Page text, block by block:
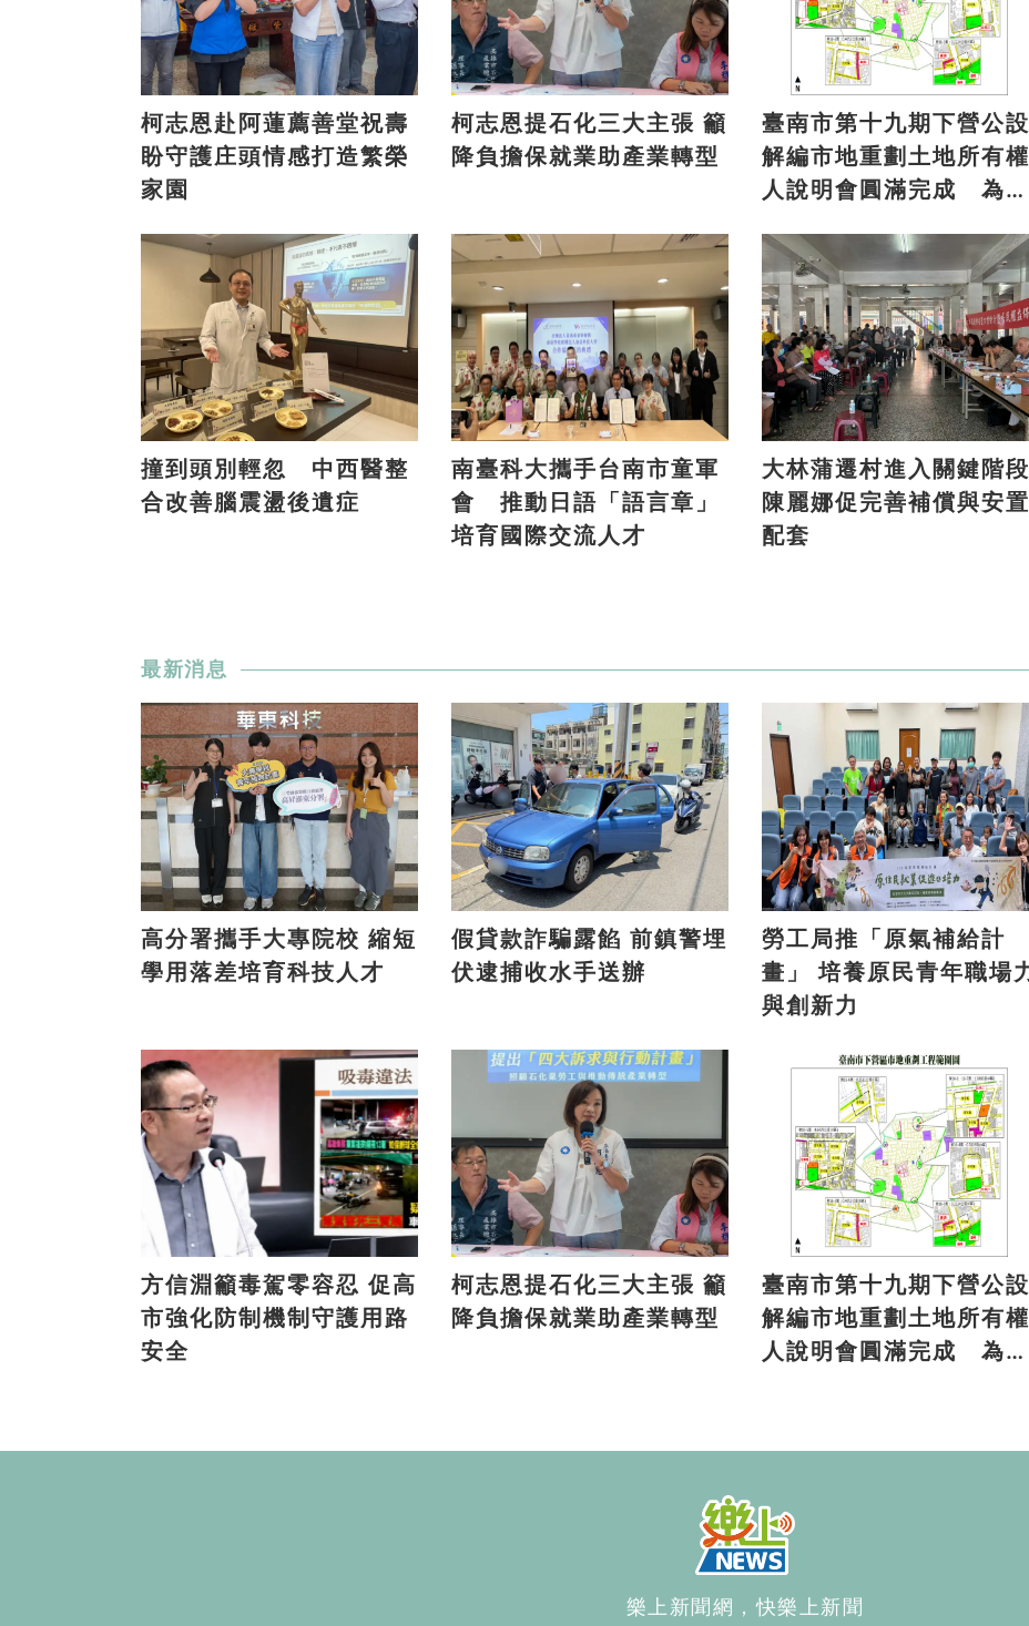
柯志恩赴阿蓮薦善堂祝壽
盼守護庄頭情感打造繁榮
家園
柯志恩提石化三大主張 籲
降負擔保就業助產業轉型
臺南市第十九期下營公設
解編市地重劃土地所有權
人說明會圓滿完成 為地
撞到頭別輕忽 中西醫整
合改善腦震盪後遺症
南臺科大攜手台南市童軍
會 推動日語「語言章」
培育國際交流人才
大林蒲遷村進入關鍵階段
陳麗娜促完善補償與安置
配套
最新消息
高分署攜手大專院校 縮短
學用落差培育科技人才
假貸款詐騙露餡 前鎮警埋
伏逮捕收水手送辦
勞工局推「原氣補給計
畫」 培養原民青年職場力
與創新力
方信淵籲毒駕零容忍 促高
市強化防制機制守護用路
安全
柯志恩提石化三大主張 籲
降負擔保就業助產業轉型
臺南市第十九期下營公設
解編市地重劃土地所有權
人說明會圓滿完成 為地
樂上新聞網，快樂上新聞